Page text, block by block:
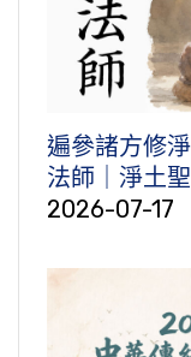
遍參諸方修
法師｜淨土
2026-07-17